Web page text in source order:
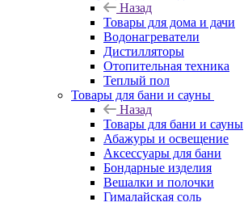
Назад
Товары для дома и дачи
Водонагреватели
Дистилляторы
Отопительная техника
Теплый пол
Товары для бани и сауны
Назад
Товары для бани и сауны
Абажуры и освещение
Аксессуары для бани
Бондарные изделия
Вешалки и полочки
Гималайская соль